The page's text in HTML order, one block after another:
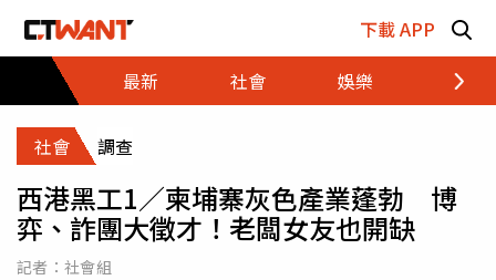
下載 APP
最新
社會 娛樂 財經
社會 調查
西港黑工1／柬埔寨灰色產業蓬勃 博
弈、詐團大徵才！老闆女友也開缺
記者： 社會組